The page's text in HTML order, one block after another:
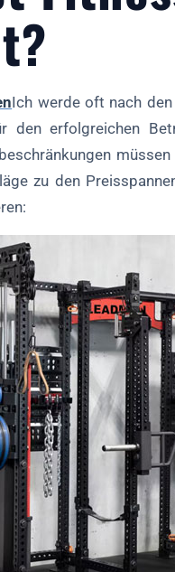
Ich werde oft nach
den erfolgreichen
zu den